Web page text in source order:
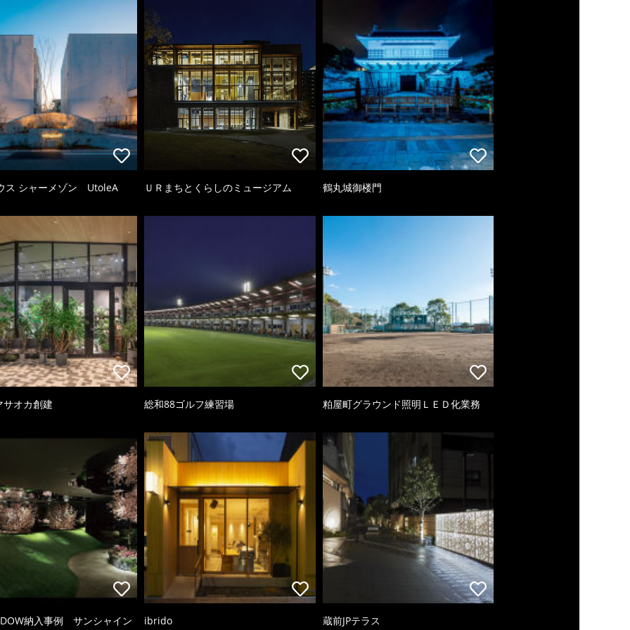
ス シャーメゾン UtoleA ＵＲまちとくらしのミュージアム 鶴丸城御楼門
オカ創建 総和88ゴルフ練習場 粕屋町グラウンド照明ＬＥＤ化業務
納入事例 サンシャイン
ibrido 蔵前JPテラス